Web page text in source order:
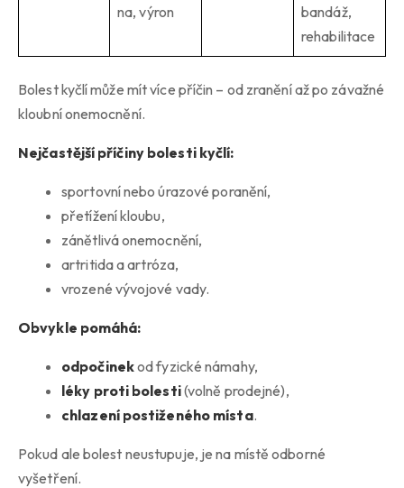
na, výron
bandáž,
rehabilitace
Bolest kyčlí může mít více příčin – od zranění až po závažné
kloubní onemocnění.
Nejčastější příčiny bolesti kyčlí:
sportovní nebo úrazové poranění,
přetížení kloubu,
zánětlivá onemocnění,
artritida a artróza,
vrozené vývojové vady.
Obvykle pomáhá:
odpočinekod fyzické námahy,
léky proti bolesti(volně prodejné),
chlazení postiženého místa.
Pokud ale bolest neustupuje, je na místě odborné
vyšetření.